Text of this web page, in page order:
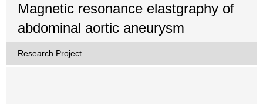
Magnetic resonance elastgraphy of
abdominal aortic aneurysm
Research Project